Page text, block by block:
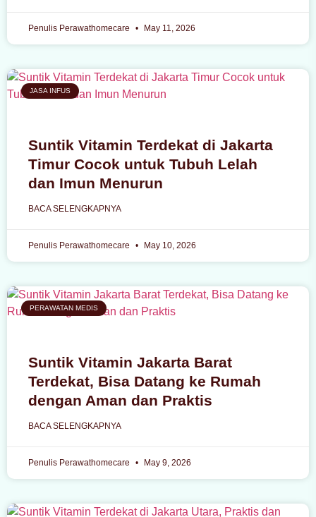
Penulis Perawathomecare May 11, 2026
JASA INFUS
Suntik Vitamin Terdekat di Jakarta
Timur Cocok untuk Tubuh Lelah
dan Imun Menurun
BACA SELENGKAPNYA
Penulis Perawathomecare May 10, 2026
PERAWATAN MEDIS
Suntik Vitamin Jakarta Barat
Terdekat, Bisa Datang ke Rumah
dengan Aman dan Praktis
BACA SELENGKAPNYA
Penulis Perawathomecare May 9, 2026